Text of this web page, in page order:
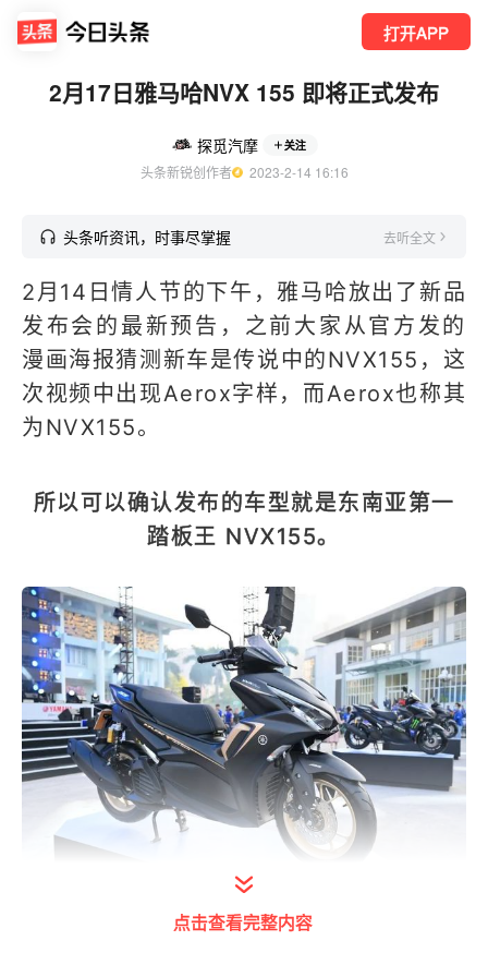
打开APP
2月17日雅马哈NVX 155 即将正式发布
探觅汽摩 关注
头条新锐创作者
  2023-2-14 16:16
头条听资讯，时事尽掌握 去听全文
2月14日情人节的下午，雅马哈放出了新品
发布会的最新预告，之前大家从官方发的
漫画海报猜测新车是传说中的NVX155，这
次视频中出现Aerox字样，而Aerox也称其
为NVX155。
所以可以确认发布的车型就是东南亚第一
踏板王 NVX155。
点击查看完整内容